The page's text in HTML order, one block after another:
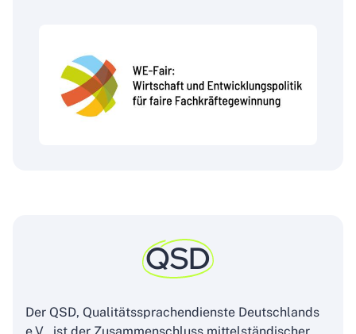
QSD
Der QSD, Qualitätssprachendienste Deutschlands